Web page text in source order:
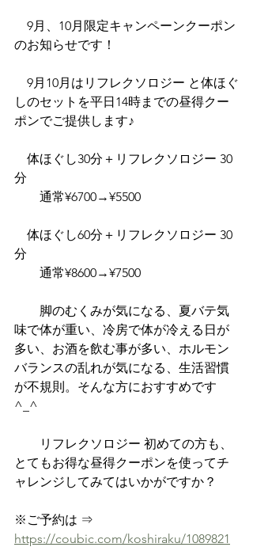
9月、10月限定キャンペーンクーポン
のお知らせです！
9月10月はリフレクソロジー と体ほぐ
しのセットを平日14時までの昼得クー
ポンでご提供します♪
体ほぐし30分＋リフレクソロジー 30
分
通常¥6700→¥5500
体ほぐし60分＋リフレクソロジー 30
分
通常¥8600→¥7500
脚のむくみが気になる、夏バテ気
味で体が重い、冷房で体が冷える日が
多い、お酒を飲む事が多い、ホルモン
バランスの乱れが気になる、生活習慣
が不規則。そんな方におすすめです
^_^
リフレクソロジー 初めての方も、
とてもお得な昼得クーポンを使ってチ
ャレンジしてみてはいかがですか？
※ご予約は ⇒
https://coubic.com/koshiraku/1089821